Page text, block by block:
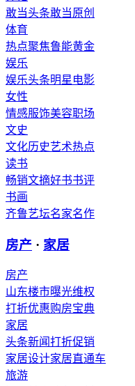
敢当头条敢当原创
体育
热点聚焦鲁能黄金
娱乐
娱乐头条明星 电影
女性
情感服饰美容职场
文史
文化历史艺术热点
读书
畅销文摘好书书评
书画
齐鲁艺坛名家名作
房产 · 家居
房产
山东楼市曝光维权
打折优惠购房宝典
家居
头条新闻打折促销
家居设计家居直通车
旅游